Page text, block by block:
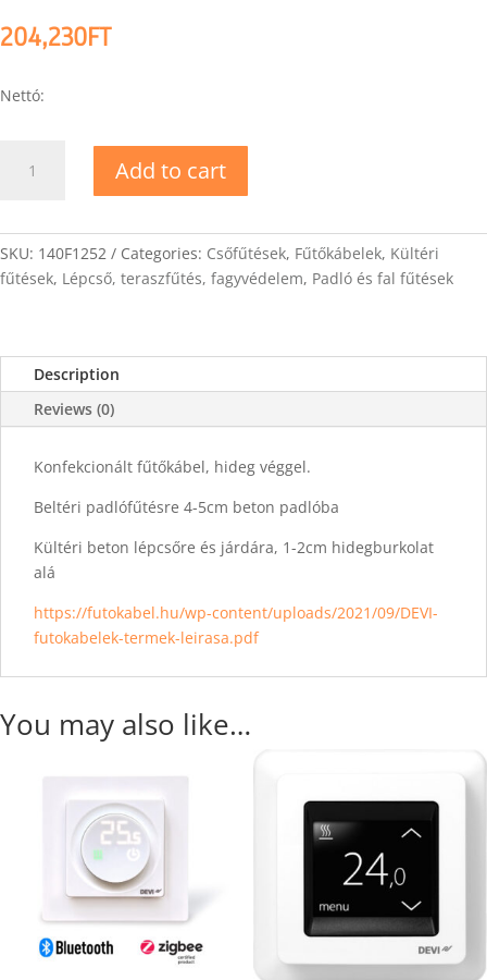
204,230FT
Nettó:
quantity
Add to cart
SKU: 140F1252 Categories: Csőfűtések, Fűtőkábelek, Kültéri
fűtések, Lépcső, teraszfűtés, fagyvédelem, Padló és fal fűtések
Description
Reviews (0)
Konfekcionált fűtőkábel, hideg véggel.
Beltéri padlófűtésre 4-5cm beton padlóba
Kültéri beton lépcsőre és járdára, 1-2cm hidegburkolat
alá
https://futokabel.hu/wp-content/uploads/2021/09/DEVI-
futokabelek-termek-leirasa.pdf
You may also like…